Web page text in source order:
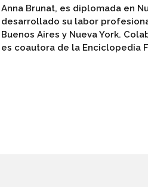
Anna Brunat, es diplomada en
desarrollado su labor
Buenos Aires y Nueva York.
es coautora de la Enciclopedia